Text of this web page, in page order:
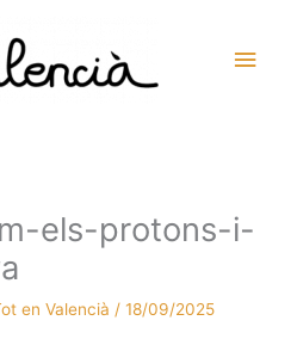
els-protons-i-
en Valencià / 18/09/2025